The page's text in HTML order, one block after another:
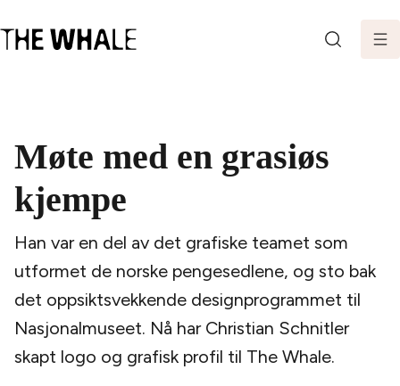
Møte med en grasiøs
kjempe
Han var en del av det grafiske teamet som
utformet de norske pengesedlene, og sto bak
det oppsiktsvekkende designprogrammet til
Nasjonalmuseet. Nå har Christian Schnitler
skapt logo og grafisk profil til The Whale.